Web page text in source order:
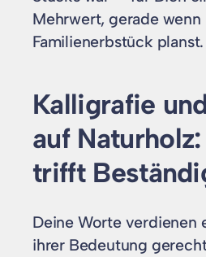
Mehrwert, gerade wenn
Familienerbstück planst.
Kalligrafie
auf
trifft
Deine Worte verdienen
ihrer Bedeutung